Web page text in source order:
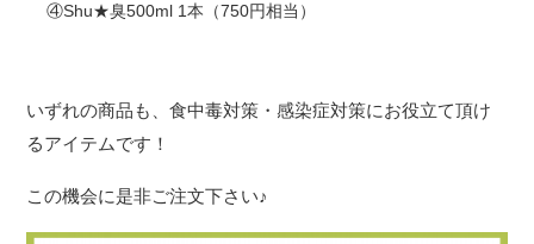
④Shu★臭500ml 1本（750円相当）
いずれの商品も、食中毒対策・感染症対策にお役立て頂け
るアイテムです！
この機会に是非ご注文下さい♪